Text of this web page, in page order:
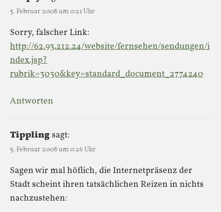
5. Februar 2008 um 0:21 Uhr
Sorry, falscher Link:
http://62.93.212.24/website/fernsehen/sendungen/i
ndex.jsp?
rubrik=3030&key=standard_document_2774240
Antworten
Tipplingsagt:
5. Februar 2008 um 0:26 Uhr
Sagen wir mal höflich, die Internetpräsenz der
Stadt scheint ihren tatsächlichen Reizen in nichts
nachzustehen: